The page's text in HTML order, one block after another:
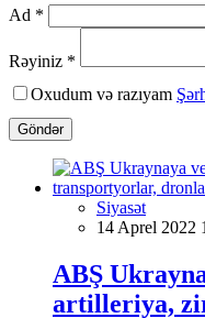
Ad *
Rəyiniz *
Oxudum və razıyam
Göndər
Siyasət
14 Aprel 2022
ABŞ
artilleriya,